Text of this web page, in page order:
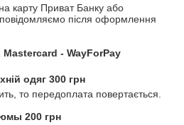
карту Приват Банку або
після оформлення
- WayForPay
одяг 300 грн
то передоплата повертається.
200 грн